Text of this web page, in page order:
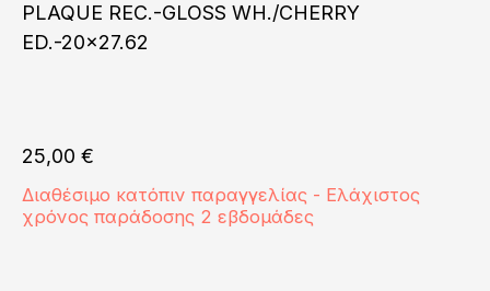
PLAQUE REC.-GLOSS WH./CHERRY
ED.-20x27.62
25,00 €
Διαθέσιμο κατόπιν παραγγελίας - Ελάχιστος
χρόνος παράδοσης 2 εβδομάδες